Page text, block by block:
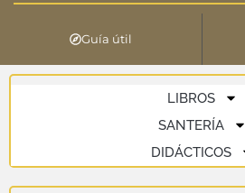
Guía útil
LIBROS
SANTERÍA
DIDÁCTICOS